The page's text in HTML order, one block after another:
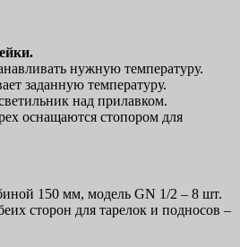
нужную температуру.
заданную температуру.
над прилавком.
оснащаются стопором для
150 мм, модель GN 1/2 – 8 шт.
сторон для тарелок и подносов –